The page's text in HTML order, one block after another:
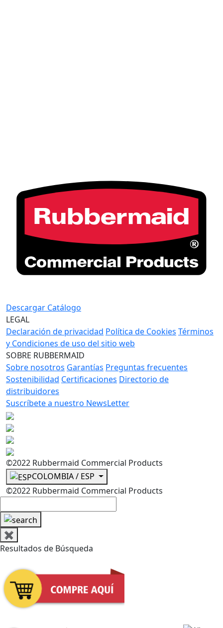
Descargar Catálogo
LEGAL
Declaración de privacidad Política de Cookies Términos
y Condiciones de uso del sitio web
SOBRE RUBBERMAID
Sobre nosotros Garantías Preguntas frecuentes
Sostenibilidad Certificaciones Directorio de
distribuidores
Suscríbete a nuestro NewsLetter
©2022 Rubbermaid Commercial Products
COLOMBIA / ESP
©2022 Rubbermaid Commercial Products
✖
Resultados de Búsqueda